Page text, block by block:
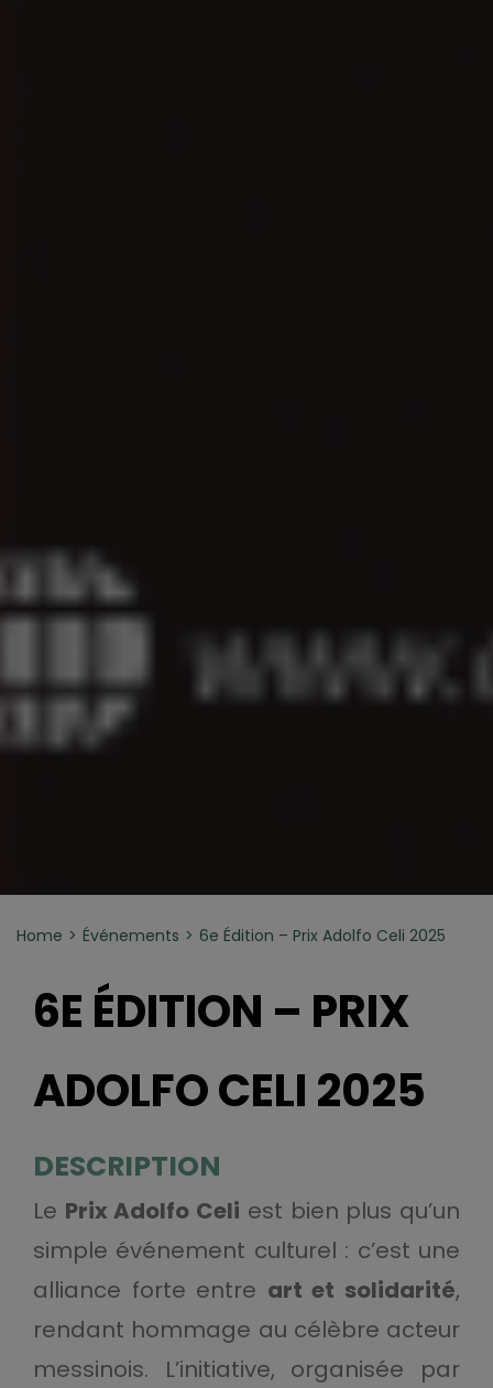
Home Événements 6e Édition – Prix Adolfo Celi 2025
6E ÉDITION – PRIX
ADOLFO CELI 2025
DESCRIPTION
Le Prix Adolfo Celi est bien plus qu’un
simple événement culturel : c’est une
alliance forte entre art et solidarité,
rendant hommage au célèbre acteur
messinois. L’initiative, organisée par